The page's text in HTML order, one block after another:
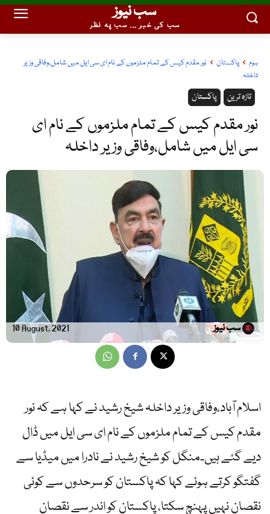
سب نیوز
سب کی خبر ... سب پہ نظر
ہوم پاکستان
نور مقدم کیس کے تمام ملزموں کے نام ای سی ایل میں شامل،وفاقی وزیر
داخلہ
پاکستان تازہ ترین
نور مقدم کیس کے تمام ملزموں کے نام ای
سی ایل میں شامل،وفاقی وزیر داخلہ
10 August, 2021 سب نیوز
اسلام آباد،وفاقی وزیر داخلہ شیخ رشید نے کہا ہے کہ نور
مقدم کیس کے تمام ملزموں کے نام ای سی ایل میں ڈال
دیے گئے ہیں۔منگل کو شیخ رشید نے نادرا میں میڈیا سے
گفتگو کرتے ہوئے کہا کہ پاکستان کو سرحدوں سے کوئی
نقصان نہیں پہنچ سکتا، پاکستان کو اندر سے نقصان